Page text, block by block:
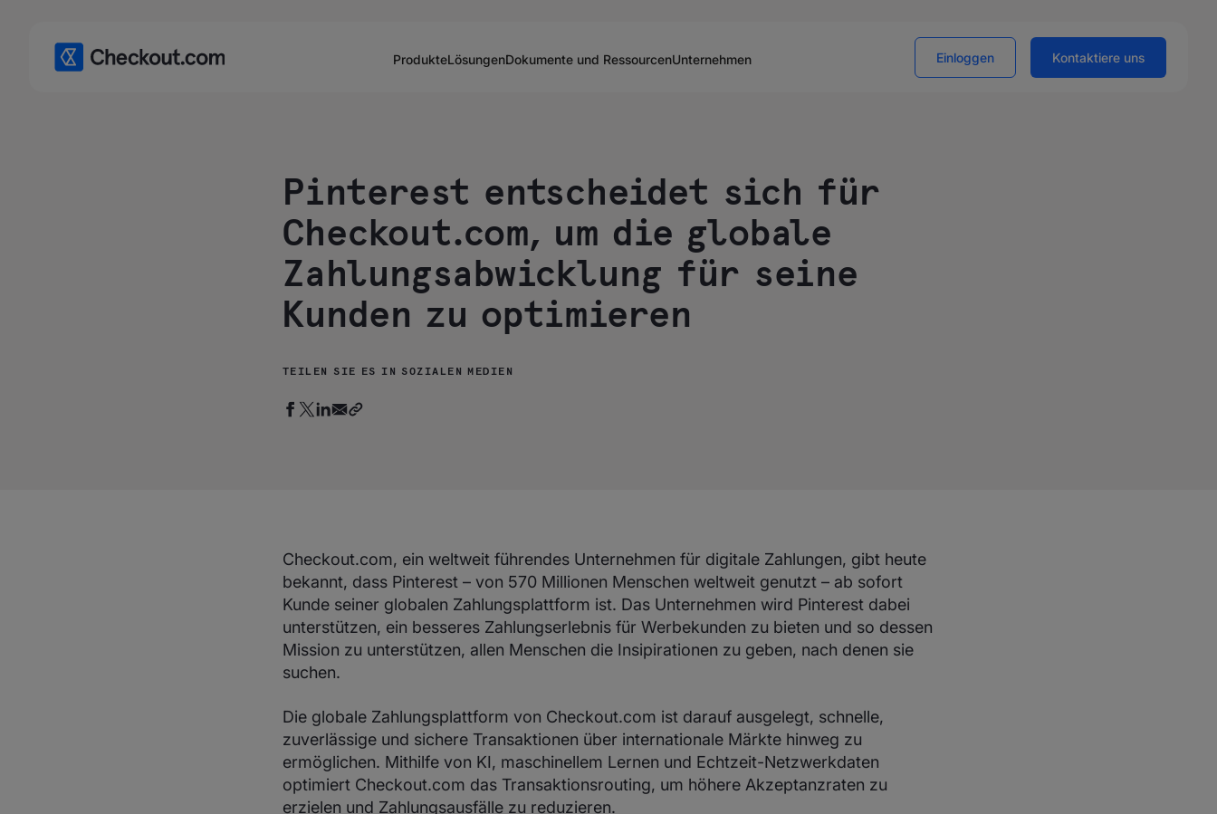
ProdukteLösungenDokumente und RessourcenUnternehmen Einloggen Kontaktiere uns
Pinterest entscheidet sich für
Checkout.com, um die globale
Zahlungsabwicklung für seine
Kunden zu optimieren
TEILEN SIE ES IN SOZIALEN MEDIEN
Checkout.com, ein weltweit führendes Unternehmen für digitale Zahlungen, gibt heute
bekannt, dass Pinterest – von 570 Millionen Menschen weltweit genutzt – ab sofort
Kunde seiner globalen Zahlungsplattform ist. Das Unternehmen wird Pinterest dabei
unterstützen, ein besseres Zahlungserlebnis für Werbekunden zu bieten und so dessen
Mission zu unterstützen, allen Menschen die Insipirationen zu geben, nach denen sie
suchen.
Die globale Zahlungsplattform von Checkout.com ist darauf ausgelegt, schnelle,
zuverlässige und sichere Transaktionen über internationale Märkte hinweg zu
ermöglichen. Mithilfe von KI, maschinellem Lernen und Echtzeit-Netzwerkdaten
optimiert Checkout.com das Transaktionsrouting, um höhere Akzeptanzraten zu
erzielen und Zahlungsausfälle zu reduzieren.